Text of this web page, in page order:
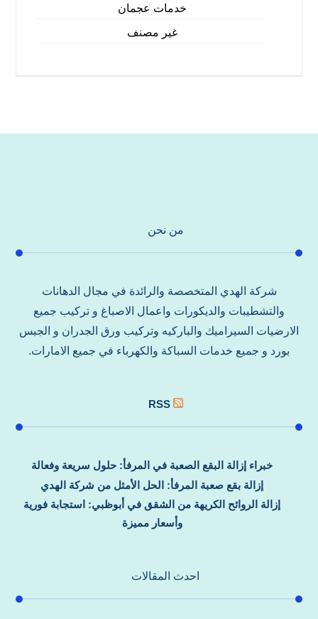
خدمات عجمان
غير مصنف
من نحن
شركة الهدي المتخصصة والرائدة في مجال الدهانات
والتشطيبات والديكورات واعمال الاصباغ و تركيب جميع
الارضيات السيراميك والباركيه وتركيب ورق الجدران و الجبس
بورد و جميع خدمات السباكة والكهرباء في جميع الامارات.
RSS
خبراء إزالة البقع الصعبة في المرفأ: حلول سريعة وفعالة
إزالة بقع صعبة المرفأ: الحل الأمثل من شركة الهدي
إزالة الروائح الكريهة من الشقق في أبوظبي: استجابة فورية
وأسعار مميزة
احدث المقالات